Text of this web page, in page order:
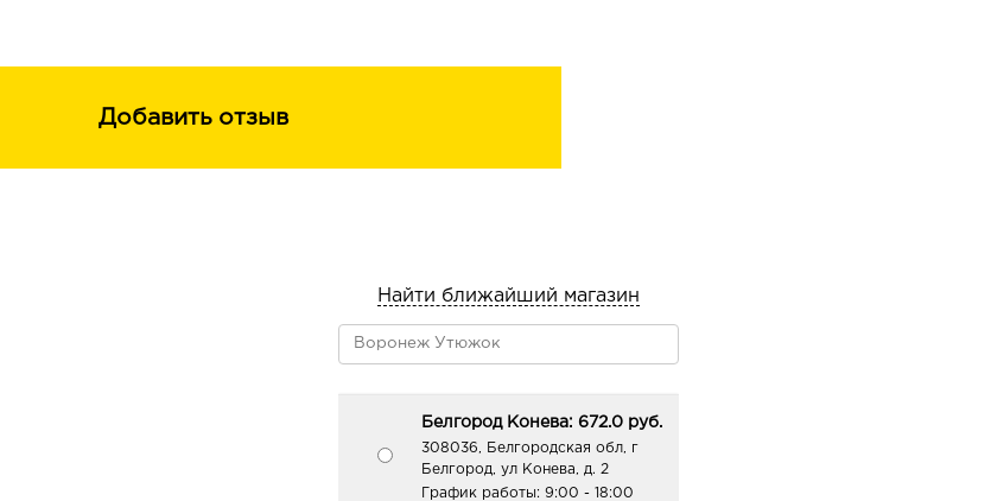
Добавить отзыв
Найти ближайший магазин
Белгород Конева: 672.0 руб.
308036, Белгородская обл, г
Белгород, ул Конева, д. 2
График работы: 9:00 - 18:00